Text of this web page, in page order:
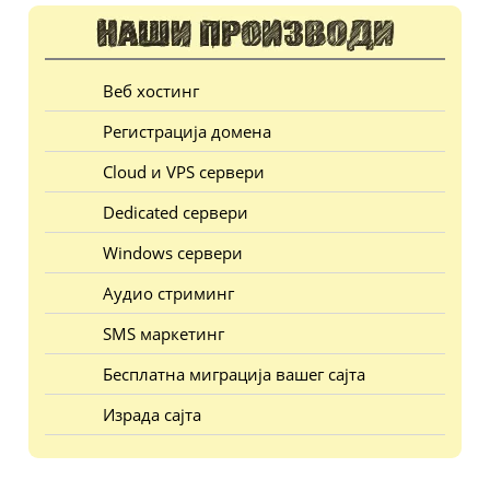
Веб хостинг
Регистрација домена
Cloud и VPS сервери
Dedicated сервери
Windows сервери
Аудио стриминг
SMS маркетинг
Бесплатна миграција вашег сајта
Израда сајта